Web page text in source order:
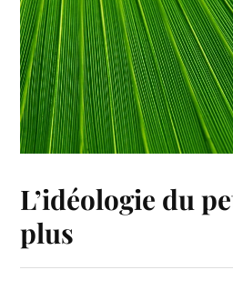
L’idéologie du
plus